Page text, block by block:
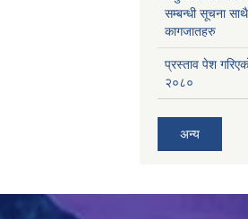
सम्बन्धी सूचना
कागजातहरु
प्रस्ताव पेश
२०८०
अन्य